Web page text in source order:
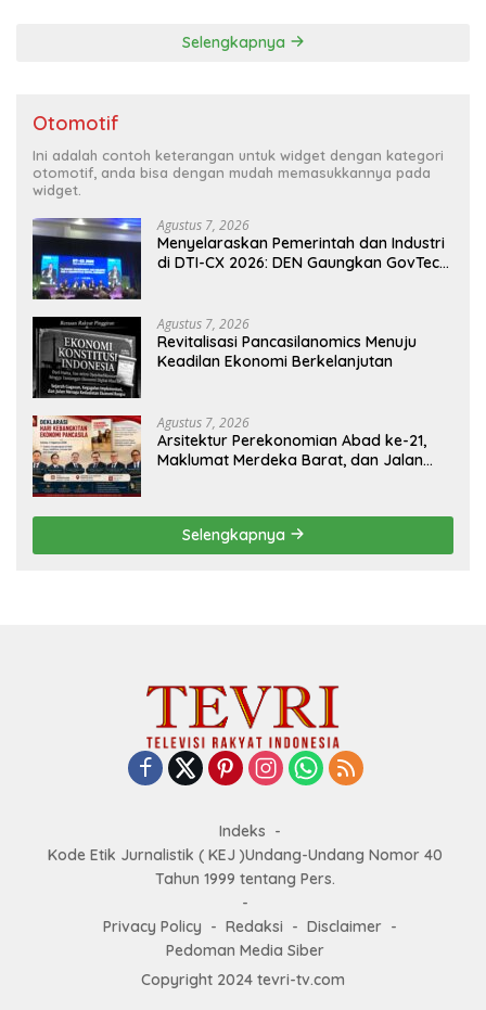
Selengkapnya
Otomotif
Ini adalah contoh keterangan untuk widget dengan kategori
otomotif, anda bisa dengan mudah memasukkannya pada
widget.
Agustus 7, 2026
Menyelaraskan Pemerintah dan Industri
di DTI-CX 2026: DEN Gaungkan GovTech,
Agustus 7, 2026
Revitalisasi Pancasilanomics Menuju
Keadilan Ekonomi Berkelanjutan
Agustus 7, 2026
Arsitektur Perekonomian Abad ke-21,
Maklumat Merdeka Barat, dan Jalan
Selengkapnya
Indeks
Kode Etik Jurnalistik ( KEJ )Undang-Undang Nomor 40
Tahun 1999 tentang Pers.
Privacy Policy Redaksi
Disclaimer
Pedoman Media Siber
Copyright 2024 tevri-tv.com